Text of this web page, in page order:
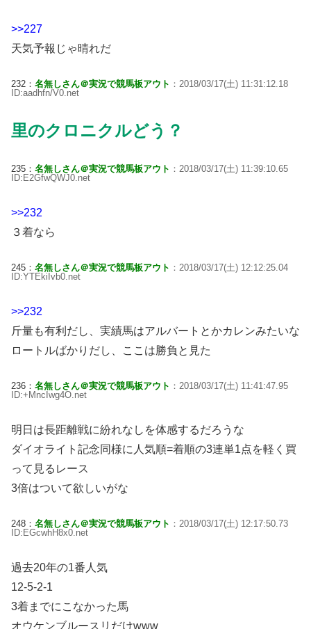
>>227
天気予報じゃ晴れだ
232： 名無しさん＠実況で競馬板アウト ：2018/03/17(土) 11:31:12.18
ID:aadhfn/V0.net
里のクロニクルどう？
235： 名無しさん＠実況で競馬板アウト ：2018/03/17(土) 11:39:10.65
ID:E2GfwQWJ0.net
>>232
３着なら
245： 名無しさん＠実況で競馬板アウト ：2018/03/17(土) 12:12:25.04
ID:YTEkiIvb0.net
>>232
斤量も有利だし、実績馬はアルバートとかカレンみたいな
ロートルばかりだし、ここは勝負と見た
236： 名無しさん＠実況で競馬板アウト ：2018/03/17(土) 11:41:47.95
ID:+MncIwg4O.net
明日は長距離戦に紛れなしを体感するだろうな
ダイオライト記念同様に人気順=着順の3連単1点を軽く買
って見るレース
3倍はついて欲しいがな
248： 名無しさん＠実況で競馬板アウト ：2018/03/17(土) 12:17:50.73
ID:EGcwhH8x0.net
過去20年の1番人気
12-5-2-1
3着までにこなかった馬
オウケンブルースリだけwww